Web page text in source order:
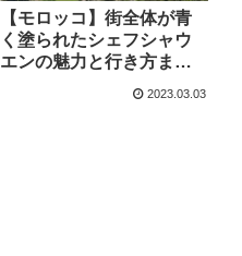
【モロッコ】街全体が青
く塗られたシェフシャウ
エンの魅力と行き方まと
2023.03.03